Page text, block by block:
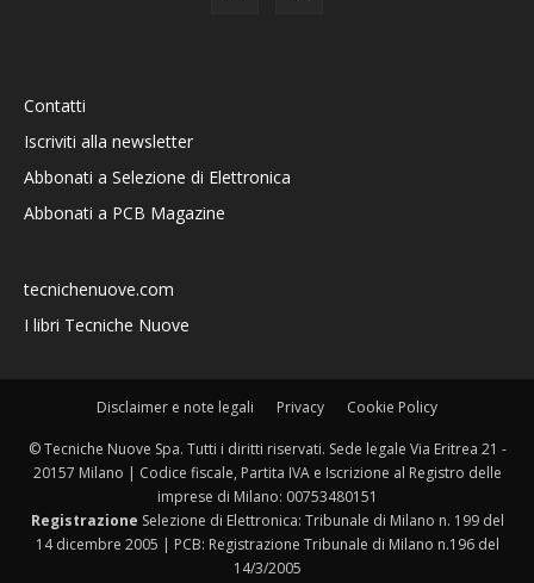
Contatti
Iscriviti alla newsletter
Abbonati a Selezione di Elettronica
Abbonati a PCB Magazine
tecnichenuove.com
I libri Tecniche Nuove
Disclaimer e note legali Privacy Cookie Policy
© Tecniche Nuove Spa. Tutti i diritti riservati. Sede legale Via Eritrea 21 -
20157 Milano | Codice fiscale, Partita IVA e Iscrizione al Registro delle
imprese di Milano: 00753480151
Registrazione Selezione di Elettronica: Tribunale di Milano n. 199 del
14 dicembre 2005 | PCB: Registrazione Tribunale di Milano n.196 del
14/3/2005